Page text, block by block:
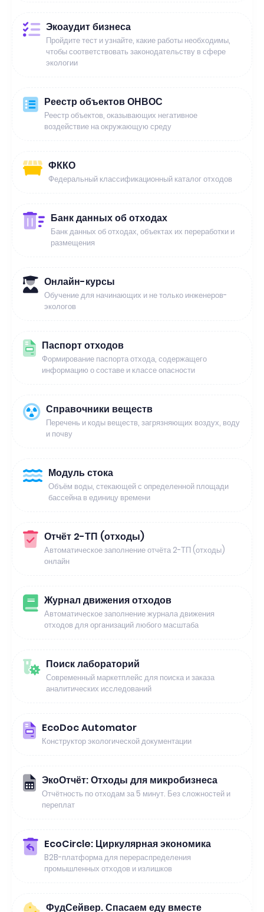
Экоаудит бизнеса
Пройдите тест и узнайте, какие работы необходимы,
чтобы соответствовать законодательству в сфере
экологии
Реестр объектов ОНВОС
Реестр объектов, оказывающих негативное
воздействие на окружающую среду
ФККО
Федеральный классификационный каталог отходов
Банк данных об отходах
Банк данных об отходах, объектах их переработки и
размещения
Онлайн-курсы
Обучение для начинающих и не только инженеров-
экологов
Паспорт отходов
Формирование паспорта отхода, содержащего
информацию о составе и классе опасности
Справочники веществ
Перечень и коды веществ, загрязняющих воздух, воду
и почву
Модуль стока
Объём воды, стекающей с определенной площади
бассейна в единицу времени
Отчёт 2-ТП (отходы)
Автоматическое заполнение отчёта 2-ТП (отходы)
онлайн
Журнал движения отходов
Автоматическое заполнение журнала движения
отходов для организаций любого масштаба
Поиск лабораторий
Современный маркетплейс для поиска и заказа
аналитических исследований
EcoDoc Automator
Конструктор экологической документации
ЭкоОтчёт: Отходы для микробизнеса
Отчётность по отходам за 5 минут. Без сложностей и
переплат
EcoCircle: Циркулярная экономика
B2B-платформа для перераспределения
промышленных отходов и излишков
ФудСейвер. Спасаем еду вместе